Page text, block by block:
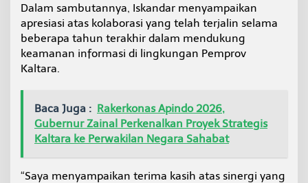
a
n
a
S
r
Dalam sambutannya, Iskandar menyampaikan
apresiasi atas kolaborasi yang telah terjalin selama
beberapa tahun terakhir dalam mendukung
keamanan informasi di lingkungan Pemprov
Kaltara.
Baca Juga : Rakerkonas Apindo 2026,
Gubernur Zainal Perkenalkan Proyek Strategis
Kaltara ke Perwakilan Negara Sahabat
“Saya menyampaikan terima kasih atas sinergi yang